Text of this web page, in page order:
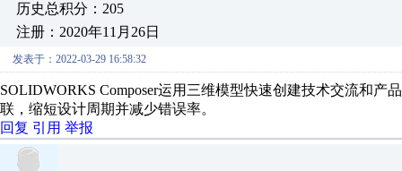
历史总积分：205
注册：2020年11月26日
发表于：2022-03-29 16:58:32
SOLIDWORKS Composer运用三维模型快速创建技术交流和
联，缩短设计周期并减少错误率。
回复 引用 举报